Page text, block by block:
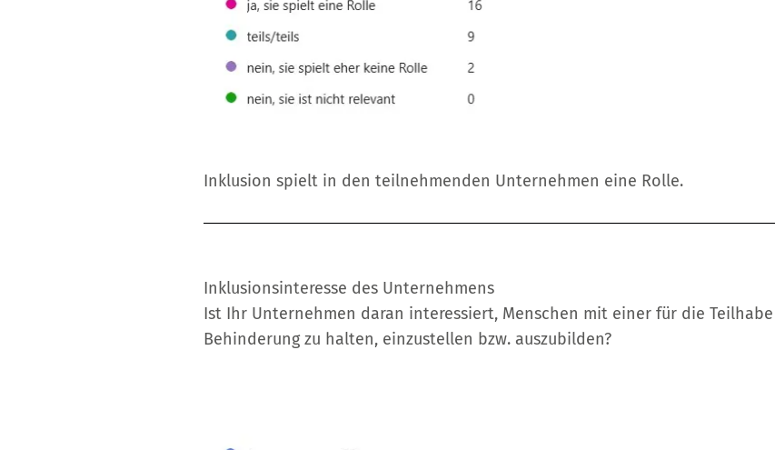
Inklusion spielt in den teilnehmenden Unternehmen eine Rolle.
Inklusionsinteresse des Unternehmens
Ist Ihr Unternehmen daran interessiert, Menschen mit einer für die
Behinderung zu halten, einzustellen bzw. auszubilden?